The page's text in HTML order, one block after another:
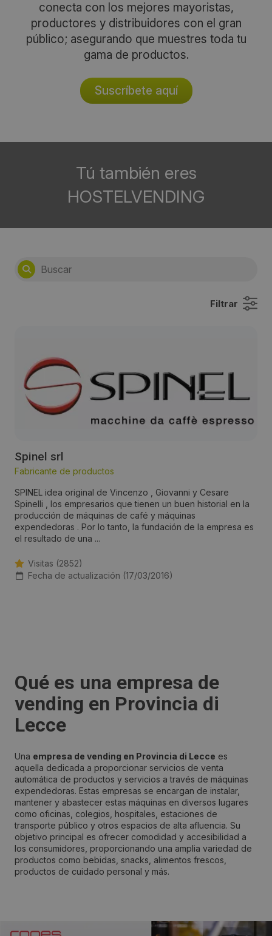
conecta con los mejores mayoristas,
productores y distribuidores con el gran
público; asegurando que muestres toda tu
gama de productos.
Suscríbete aquí
Tú también eres
HOSTELVENDING
Filtrar
Spinel srl
Fabricante de productos
SPINEL idea original de Vincenzo , Giovanni y Cesare
Spinelli , los empresarios que tienen un buen historial en la
producción de máquinas de café y máquinas
expendedoras . Por lo tanto, la fundación de la empresa es
el resultado de una ...
Visitas (2852)
Fecha de actualización (17/03/2016)
Qué es una empresa de
vending en Provincia di
Lecce
Una empresa de vending en Provincia di Lecce es
aquella dedicada a proporcionar servicios de venta
automática de productos y servicios a través de máquinas
expendedoras. Estas empresas se encargan de instalar,
mantener y abastecer estas máquinas en diversos lugares
como oficinas, colegios, hospitales, estaciones de
transporte público y otros espacios de alta afluencia. Su
objetivo principal es ofrecer comodidad y accesibilidad a
los consumidores, proporcionando una amplia variedad de
productos como bebidas, snacks, alimentos frescos,
productos de cuidado personal y más.